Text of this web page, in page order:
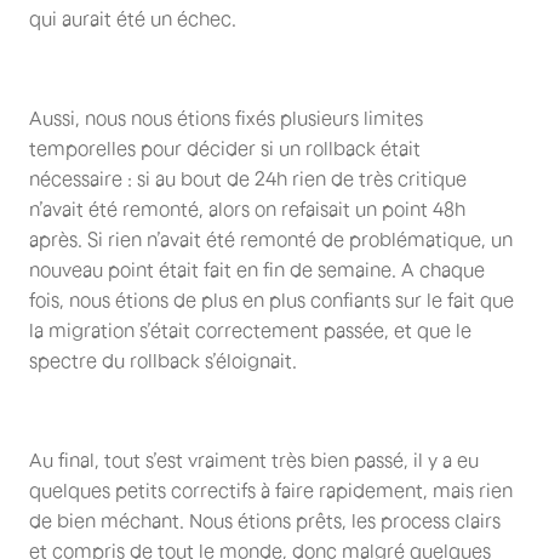
qui aurait été un échec.
Aussi, nous nous étions fixés plusieurs limites
temporelles pour décider si un rollback était
nécessaire : si au bout de 24h rien de très critique
n’avait été remonté, alors on refaisait un point 48h
après. Si rien n’avait été remonté de problématique, un
nouveau point était fait en fin de semaine. A chaque
fois, nous étions de plus en plus confiants sur le fait que
la migration s’était correctement passée, et que le
spectre du rollback s’éloignait.
Au final, tout s’est vraiment très bien passé, il y a eu
quelques petits correctifs à faire rapidement, mais rien
de bien méchant. Nous étions prêts, les process clairs
et compris de tout le monde, donc malgré quelques